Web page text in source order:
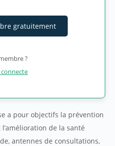
gratuitement
?
connecte
a pour objectifs la prévention
de la santé
antennes de consultations,